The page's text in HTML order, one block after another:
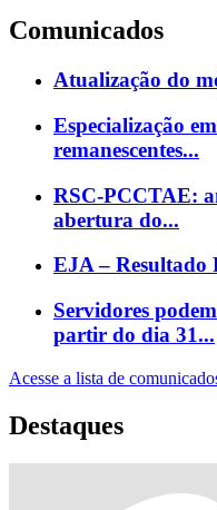
Comunicados
Atualização do
Especialização
remanescentes...
RSC-PCCTAE:
abertura do...
EJA – Resultado
Servidores
partir do dia 31...
Acesse a lista de
Destaques